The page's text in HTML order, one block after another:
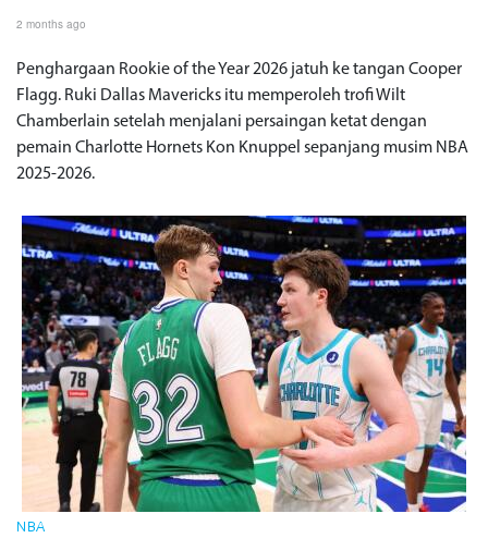
2 months ago
Penghargaan Rookie of the Year 2026 jatuh ke tangan Cooper
Flagg. Ruki Dallas Mavericks itu memperoleh trofi Wilt
Chamberlain setelah menjalani persaingan ketat dengan
pemain Charlotte Hornets Kon Knuppel sepanjang musim NBA
2025-2026.
NBA